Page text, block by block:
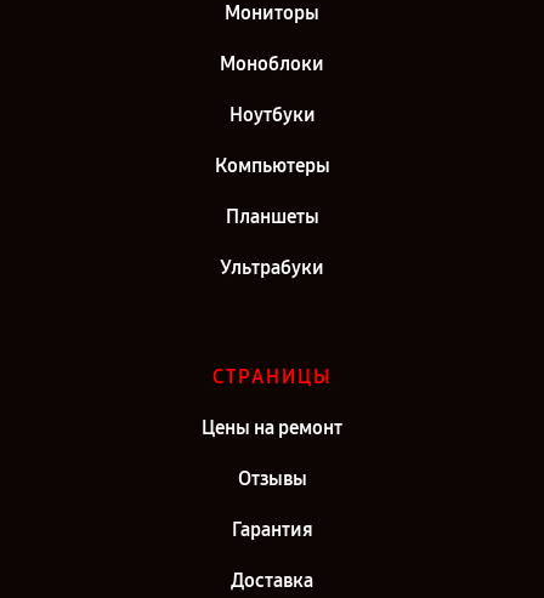
Мониторы
Моноблоки
Ноутбуки
Компьютеры
Планшеты
Ультрабуки
СТРАНИЦЫ
Цены на ремонт
Отзывы
Гарантия
Доставка